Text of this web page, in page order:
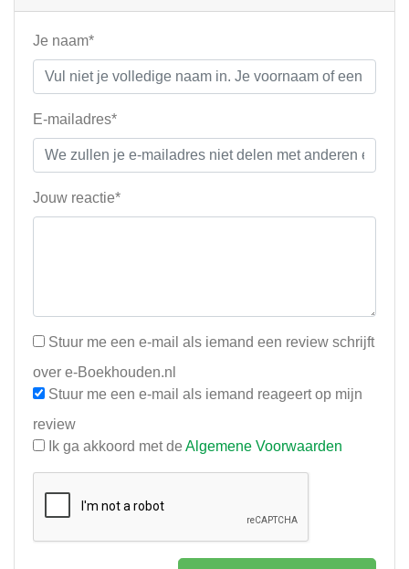
Je naam*
E-mailadres*
Jouw reactie*
Stuur me een e-mail als iemand een review schrijft
over e-Boekhouden.nl
Stuur me een e-mail als iemand reageert op mijn
review
Ik ga akkoord met de Algemene Voorwaarden